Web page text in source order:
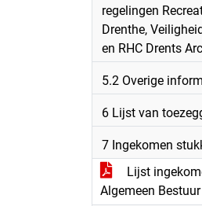
regelingen
Drenthe,
en RHC Drents
5.2 Overige
6 Lijst van
7 Ingekomen
Lijst
Algemeen